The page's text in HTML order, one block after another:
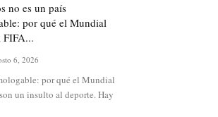
no es un país
por qué el Mundial
6, 2026
por qué el Mundial
un insulto al deporte. Hay